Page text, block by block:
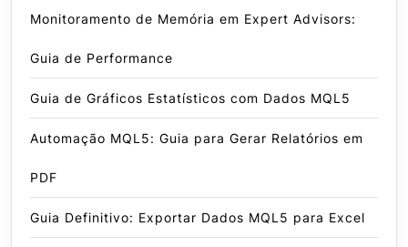
Monitoramento de Memória em Expert Advisors:
Guia de Performance
Guia de Gráficos Estatísticos com Dados MQL5
Automação MQL5: Guia para Gerar Relatórios em
PDF
Guia Definitivo: Exportar Dados MQL5 para Excel